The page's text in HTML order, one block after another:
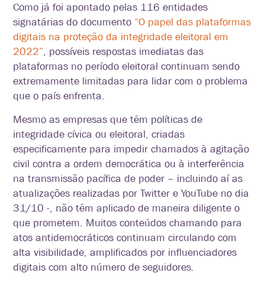
Como já foi apontado pelas 116 entidades
signatárias do documento “O papel das plataformas
digitais na proteção da integridade eleitoral em
2022”, possíveis respostas imediatas das
plataformas no período eleitoral continuam sendo
extremamente limitadas para lidar com o problema
que o país enfrenta.
Mesmo as empresas que têm políticas de
integridade cívica ou eleitoral, criadas
especificamente para impedir chamados à agitação
civil contra a ordem democrática ou à interferência
na transmissão pacífica de poder – incluindo aí as
atualizações realizadas por Twitter e YouTube no dia
31/10 -, não têm aplicado de maneira diligente o
que prometem. Muitos conteúdos chamando para
atos antidemocráticos continuam circulando com
alta visibilidade, amplificados por influenciadores
digitais com alto número de seguidores.